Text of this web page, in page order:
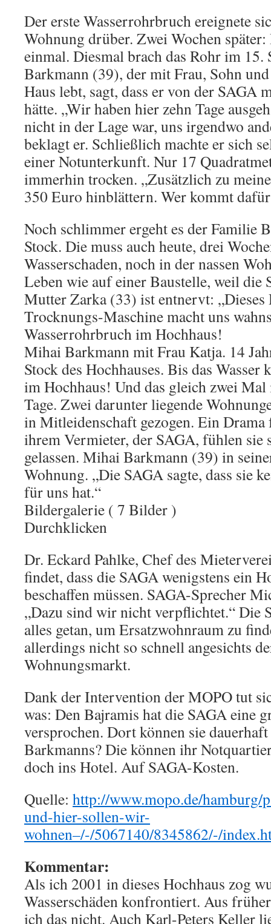
Der erste Wasserrohrbruch ereignete
Wohnung drüber. Zwei Wochen
einmal. Diesmal brach das Rohr im 15.
Barkmann (39), der mit Frau, Sohn
Haus lebt, sagt, dass er von der SAGA
hätte. „Wir haben hier zehn Tage
nicht in der Lage war, uns irgendwo
beklagt er. Schließlich machte er sich
einer Notunterkunft. Nur 17
immerhin trocken. „Zusätzlich zu
350 Euro hinblättern. Wer kommt
Noch schlimmer ergeht es der Familie
Stock. Die muss auch heute, drei
Wasserschaden, noch in der nassen
Leben wie auf einer Baustelle, weil die
Mutter Zarka (33) ist entnervt: „Dieses
Trocknungs-Maschine macht uns
Wasserrohrbruch im Hochhaus!
Mihai Barkmann mit Frau Katja. 14
Stock des Hochhauses. Bis das
im Hochhaus! Und das gleich zwei
Tage. Zwei darunter liegende
in Mitleidenschaft gezogen. Ein
ihrem Vermieter, der SAGA, fühlen sie
gelassen. Mihai Barkmann (39) in
Wohnung. „Die SAGA sagte, dass sie
für uns hat.“
Bildergalerie ( 7 Bilder )
Durchklicken
Dr. Eckard Pahlke, Chef des
findet, dass die SAGA wenigstens ein
beschaffen müssen. SAGA-Sprecher
„Dazu sind wir nicht verpflichtet.“ Die
alles getan, um Ersatzwohnraum zu
allerdings nicht so schnell angesichts
Wohnungsmarkt.
Dank der Intervention der MOPO tut
was: Den Bajramis hat die SAGA eine
versprochen. Dort können sie
Barkmanns? Die können ihr
doch ins Hotel. Auf SAGA-Kosten.
Quelle: http://www.mopo.de/hamburg/
und-hier-sollen-wir-
wohnen–/-/5067140/8345862/-/
Kommentar:
Als ich 2001 in dieses Hochhaus zog
Wasserschäden konfrontiert. Aus
ich das nicht. Auch Karl-Peters Keller